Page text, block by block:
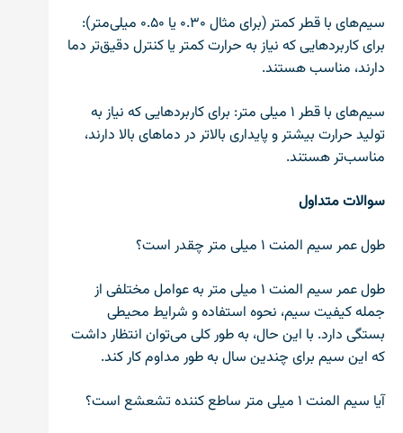
سیم‌های با قطر کمتر (برای مثال ۰.۳۰ یا ۰.۵۰ میلی‌متر):
برای کاربردهایی که نیاز به حرارت کمتر یا کنترل دقیق‌تر دما
دارند، مناسب هستند.
سیم‌های با قطر ۱ میلی متر: برای کاربردهایی که نیاز به
تولید حرارت بیشتر و پایداری بالاتر در دماهای بالا دارند،
مناسب‌تر هستند.
سوالات متداول
طول عمر سیم المنت ۱ میلی متر چقدر است؟
طول عمر سیم المنت ۱ میلی متر به عوامل مختلفی از
جمله کیفیت سیم، نحوه استفاده و شرایط محیطی
بستگی دارد. با این حال، به طور کلی می‌توان انتظار داشت
که این سیم برای چندین سال به طور مداوم کار کند.
آیا سیم المنت ۱ میلی متر ساطع کننده تشعشع است؟